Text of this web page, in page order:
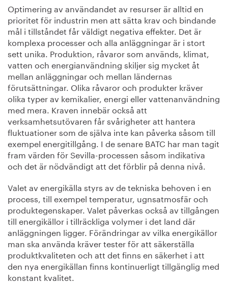
Optimering av användandet av resurser är alltid en
prioritet för industrin men att sätta krav och bindande
mål i tillståndet får väldigt negativa effekter. Det är
komplexa processer och alla anläggningar är i stort
sett unika. Produktion, råvaror som används, klimat,
vatten och energianvändning skiljer sig mycket åt
mellan anläggningar och mellan ländernas
förutsättningar. Olika råvaror och produkter kräver
olika typer av kemikalier, energi eller vattenanvändning
med mera. Kraven innebär också att
verksamhetsutövaren får svårigheter att hantera
fluktuationer som de själva inte kan påverka såsom till
exempel energitillgång. I de senare BATC har man tagit
fram värden för Sevilla-processen såsom indikativa
och det är nödvändigt att det förblir på denna nivå.
Valet av energikälla styrs av de tekniska behoven i en
process, till exempel temperatur, ugnsatmosfär och
produktegenskaper. Valet påverkas också av tillgången
till energikällor i tillräckliga volymer i det land där
anläggningen ligger. Förändringar av vilka energikällor
man ska använda kräver tester för att säkerställa
produktkvaliteten och att det finns en säkerhet i att
den nya energikällan finns kontinuerligt tillgänglig med
konstant kvalitet.